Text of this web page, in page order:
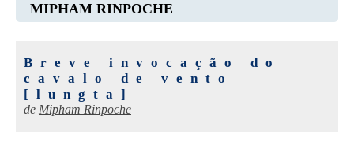
MIPHAM RINPOCHE
Breve invocação do
cavalo de vento
[lungta]
de Mipham Rinpoche